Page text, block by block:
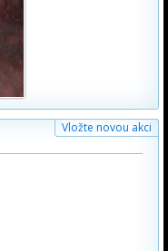
Vložte novou akci